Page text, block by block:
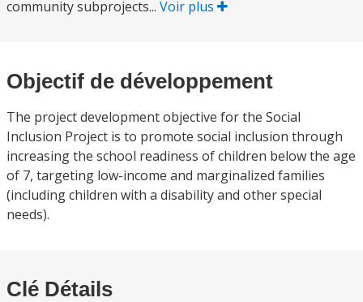
community subprojects... Voir plus
Objectif de développement
The project development objective for the Social
Inclusion Project is to promote social inclusion through
increasing the school readiness of children below the age
of 7, targeting low-income and marginalized families
(including children with a disability and other special
needs).
Clé Détails